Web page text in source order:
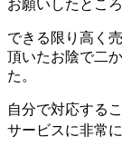
お願いしたとこ
できる限り高く
頂いたお陰で二
た。
自分で対応する
サービスに非常